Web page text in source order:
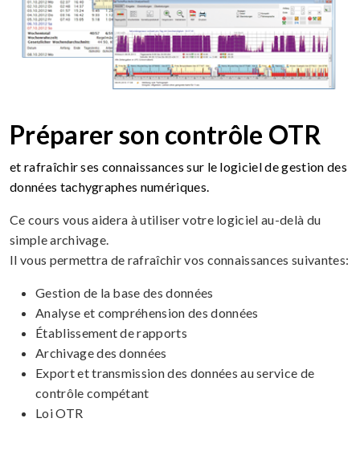
Préparer son contrôle OTR
et rafraîchir ses connaissances sur le logiciel de gestion des
données tachygraphes numériques.
Ce cours vous aidera à utiliser votre logiciel au-delà du
simple archivage.
Il vous permettra de rafraîchir vos connaissances suivantes:
Gestion de la base des données
Analyse et compréhension des données
Établissement de rapports
Archivage des données
Export et transmission des données au service de
contrôle compétant
Loi OTR